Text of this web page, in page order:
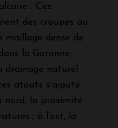
Ces
des croupes au
maillage dense de
la Garonne,
drainage naturel
atouts s’ajoute
nord, la proximité
; à l’est, la